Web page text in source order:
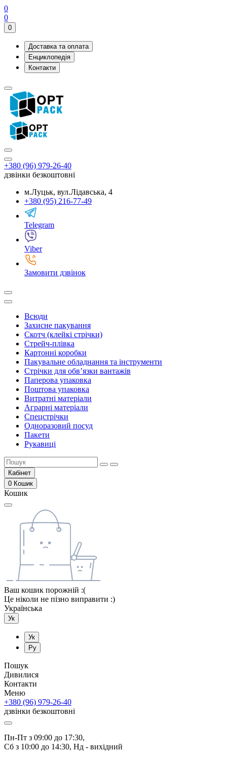
0
0
0
Доставка та оплата
Енциклопедія
Контакти
+380 (96) 979-26-40
дзвінки безкоштовні
м.Луцьк, вул.Лідавська, 4
+380 (95) 216-77-49
Telegram
Viber
Замовити дзвінок
Всюди
Захисне пакування
Скотч (клейкі стрічки)
Стрейч-плівка
Картонні коробки
Пакувальне обладнання та інструменти
Стрічки для обв’язки вантажів
Паперова упаковка
Поштова упаковка
Витратні матеріали
Аграрні матеріали
Спецстрічки
Одноразовий посуд
Пакети
Рукавиці
Кабінет
0 Кошик
Кошик
Ваш кошик порожній :(
Це ніколи не пізно виправити :)
Українська
Ук
Ук
Ру
Пошук
Дивилися
Контакти
Меню
+380 (96) 979-26-40
дзвінки безкоштовні
Пн-Пт з 09:00 до 17:30,
Сб з 10:00 до 14:30, Нд - вихідний